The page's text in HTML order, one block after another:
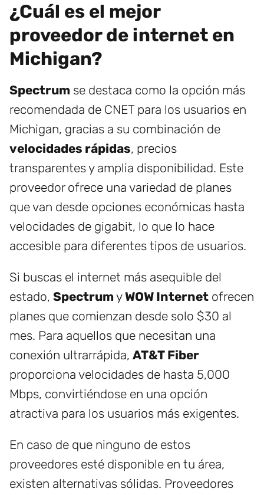
¿Cuál es el mejor
proveedor de internet en
Michigan?
Spectrum se destaca como la opción más
recomendada de CNET para los usuarios en
Michigan, gracias a su combinación de
velocidades rápidas, precios
transparentes y amplia disponibilidad. Este
proveedor ofrece una variedad de planes
que van desde opciones económicas hasta
velocidades de gigabit, lo que lo hace
accesible para diferentes tipos de usuarios.
Si buscas el internet más asequible del
estado, SpectrumyWOW Internet ofrecen
planes que comienzan desde solo $30 al
mes. Para aquellos que necesitan una
conexión ultrarrápida, AT&T Fiber
proporciona velocidades de hasta 5,000
Mbps, convirtiéndose en una opción
atractiva para los usuarios más exigentes.
En caso de que ninguno de estos
proveedores esté disponible en tu área,
existen alternativas sólidas. Proveedores